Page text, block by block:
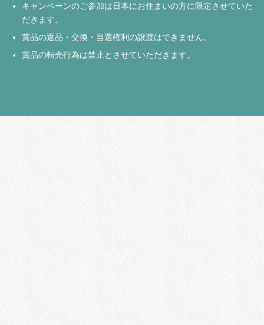
キャンペーンのご参加は日本にお住まいの方に限定させていた
だきます。
賞品の返品・交換・当選権利の譲渡はできません。
賞品の転売行為は禁止とさせていただきます。